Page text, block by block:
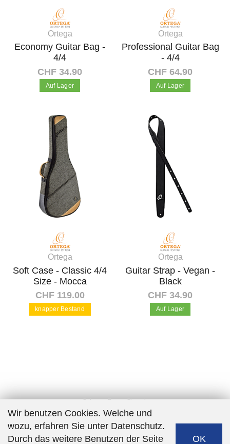
Ortega
Economy Guitar Bag -
4/4
CHF 34.90
Auf Lager
In den Warenkorb
Ortega
Professional Guitar Bag
- 4/4
CHF 64.90
Auf Lager
In den Warenkorb
Ortega
Soft Case - Classic 4/4
Size - Mocca
CHF 119.00
knapper Bestand
Ortega
Guitar Strap - Vegan -
Black
CHF 34.90
Auf Lager
Software:Rent-a-Shop.ch
Wir benutzen Cookies. Welche und
wozu, erfahren Sie unter Datenschutz.
Durch das weitere Benutzen der Seite
OK